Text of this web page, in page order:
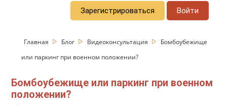
Зарегистрироваться Войти
Главная Блог Видеоконсультация
Бомбоубежище
или паркинг при военном положении?
Бомбоубежище или паркинг при военном
положении?